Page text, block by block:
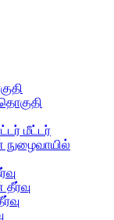
மீட்டர்